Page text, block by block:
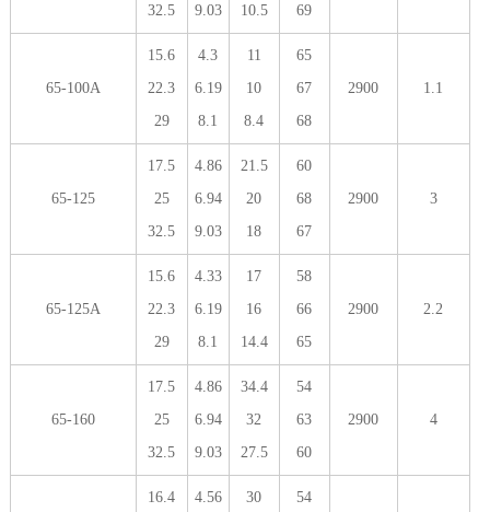
32.5
9.03
10.5
69
65-100A
15.6
22.3
29
4.3
6.19
8.1
11
10
8.4
65
67
68
2900 1.1
65-125
17.5
25
32.5
4.86
6.94
9.03
21.5
20
18
60
68
67
2900 3
65-125A
15.6
22.3
29
4.33
6.19
8.1
17
16
14.4
58
66
65
2900 2.2
65-160
17.5
25
32.5
4.86
6.94
9.03
34.4
32
27.5
54
63
60
2900 4
16.4
4.56
30
54